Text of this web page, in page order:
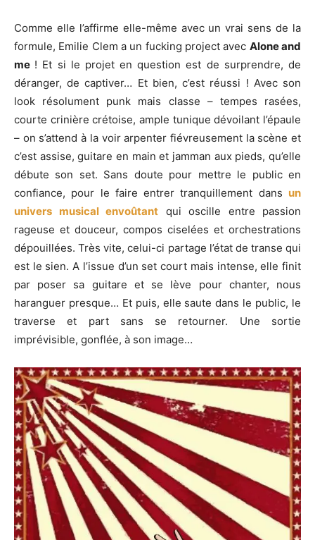
Comme elle l’affirme elle-même avec un vrai sens de la
formule, Emilie Clem a un fucking project avec Alone and
me ! Et si le projet en question est de surprendre, de
déranger, de captiver… Et bien, c’est réussi ! Avec son
look résolument punk mais classe – tempes rasées,
courte crinière crétoise, ample tunique dévoilant l’épaule
– on s’attend à la voir arpenter fiévreusement la scène et
c’est assise, guitare en main et jamman aux pieds, qu’elle
débute son set. Sans doute pour mettre le public en
confiance, pour le faire entrer tranquillement dans un
univers musical envoûtant qui oscille entre passion
rageuse et douceur, compos ciselées et orchestrations
dépouillées. Très vite, celui-ci partage l’état de transe qui
est le sien. A l’issue d’un set court mais intense, elle finit
par poser sa guitare et se lève pour chanter, nous
haranguer presque… Et puis, elle saute dans le public, le
traverse et part sans se retourner. Une sortie
imprévisible, gonflée, à son image…